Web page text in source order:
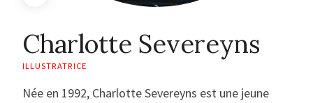
Charlotte Severeyns
ILLUSTRATRICE
Née en 1992, Charlotte Severeyns est une jeune